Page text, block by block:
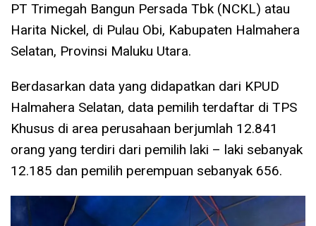
PT Trimegah Bangun Persada Tbk (NCKL) atau
Harita Nickel, di Pulau Obi, Kabupaten Halmahera
Selatan, Provinsi Maluku Utara.
Berdasarkan data yang didapatkan dari KPUD
Halmahera Selatan, data pemilih terdaftar di TPS
Khusus di area perusahaan berjumlah 12.841
orang yang terdiri dari pemilih laki – laki sebanyak
12.185 dan pemilih perempuan sebanyak 656.